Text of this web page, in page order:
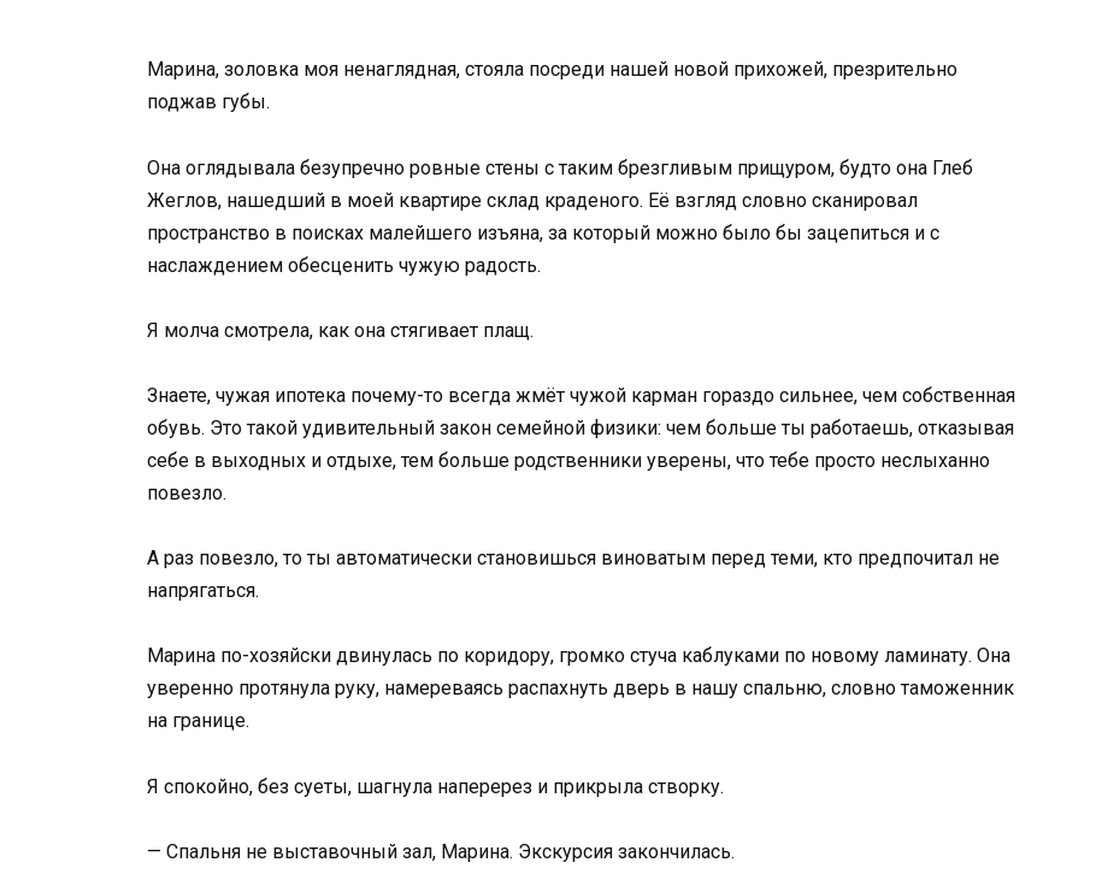
Марина, золовка моя ненаглядная, стояла посреди нашей новой прихожей, презрительно
поджав губы.
Она оглядывала безупречно ровные стены с таким брезгливым прищуром, будто она Глеб
Жеглов, нашедший в моей квартире склад краденого. Её взгляд словно сканировал
пространство в поисках малейшего изъяна, за который можно было бы зацепиться и с
наслаждением обесценить чужую радость.
Я молча смотрела, как она стягивает плащ.
Знаете, чужая ипотека почему-то всегда жмёт чужой карман гораздо сильнее, чем собственная
обувь. Это такой удивительный закон семейной физики: чем больше ты работаешь, отказывая
себе в выходных и отдыхе, тем больше родственники уверены, что тебе просто неслыханно
повезло.
А раз повезло, то ты автоматически становишься виноватым перед теми, кто предпочитал не
напрягаться.
Марина по-хозяйски двинулась по коридору, громко стуча каблуками по новому ламинату. Она
уверенно протянула руку, намереваясь распахнуть дверь в нашу спальню, словно таможенник
на границе.
Я спокойно, без суеты, шагнула наперерез и прикрыла створку.
— Спальня не выставочный зал, Марина. Экскурсия закончилась.